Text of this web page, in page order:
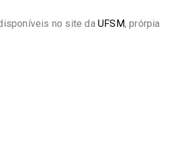
no site daUFSM, prórpia